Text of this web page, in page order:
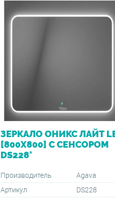
ЗЕРКАЛО ОНИКС ЛАЙТ
[800Х800] С СЕНСОРОМ
DS228*
Производитель
Agava
Артикул
DS228